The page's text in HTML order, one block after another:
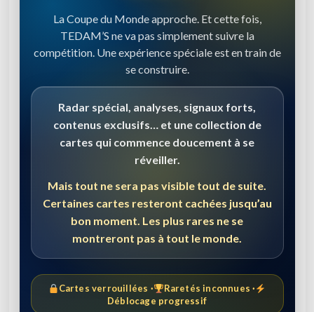
La Coupe du Monde approche. Et cette fois,
TEDAM’S ne va pas simplement suivre la
compétition. Une expérience spéciale est en train de
se construire.
Radar spécial, analyses, signaux forts,
contenus exclusifs… et une collection de
cartes qui commence doucement à se
réveiller.
Mais tout ne sera pas visible tout de suite.
Certaines cartes resteront cachées jusqu’au
bon moment. Les plus rares ne se
montreront pas à tout le monde.
Cartes verrouillées ·
Raretés inconnues ·
Déblocage progressif